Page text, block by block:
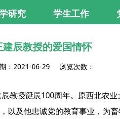
研究 学生工作
建辰教授的爱国情怀
2021-06-29 浏览次数：
教授诞辰100周年。原西北农
及他忠诚党的教育事业，为畜